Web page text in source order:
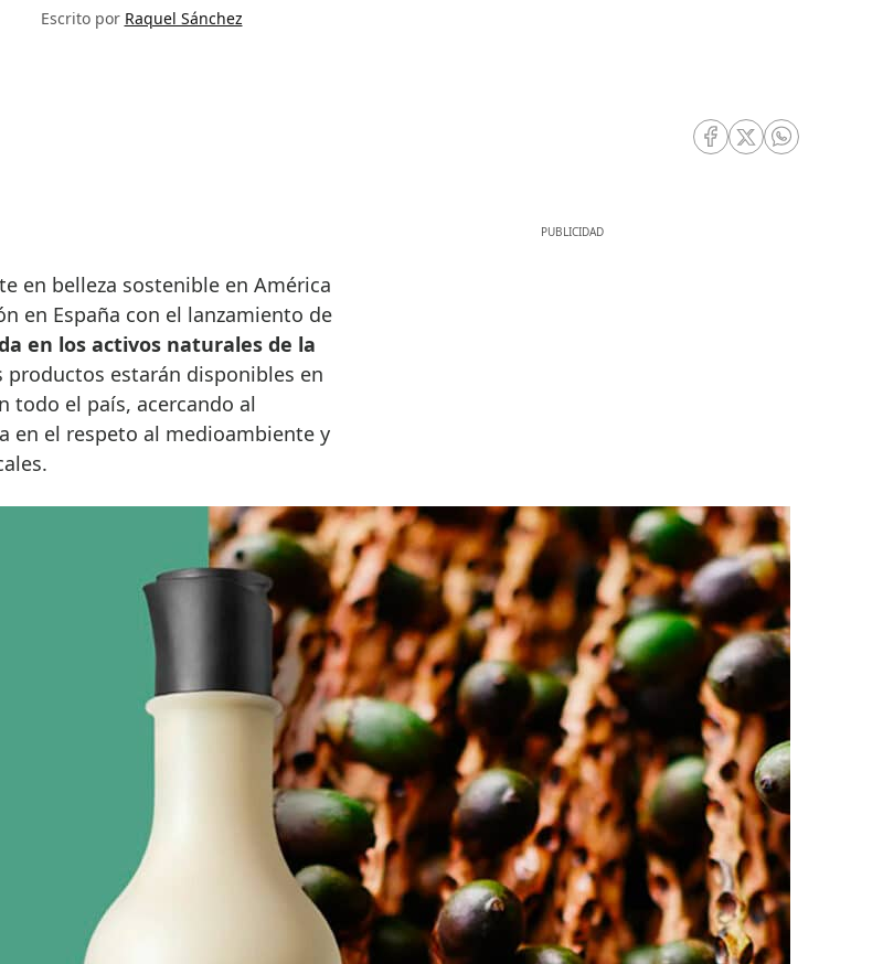
Escrito por Raquel Sánchez
RRSS Facebook
RRSS Twitter
RRSS
en España con el lanzamiento de
en los activos naturales de la
estarán disponibles en
todo el país, acercando al
en el respeto al medioambiente y